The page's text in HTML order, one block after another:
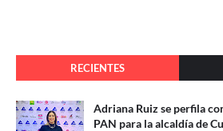
RECIENTES
Adriana Ruiz se perfila
PAN para la alcaldía de